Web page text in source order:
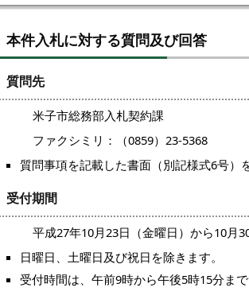
本件入札に対する質問及び回答
質問先
米子市総務部入札契約課
ファクシミリ：（0859）23-5368
質問事項を記載した書面（別記様式6号）
受付期間
平成27年10月23日（金曜日）から10月
日曜日、土曜日及び祝日を除きます。
受付時間は、午前9時から午後5時15分まで